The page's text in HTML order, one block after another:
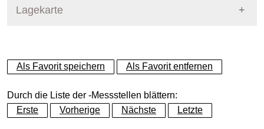
Lagekarte
+
−
Als Favorit speichern Als Favorit entfernen
Durch die Liste der -Messstellen blättern:
Erste
Vorherige Nächste Letzte